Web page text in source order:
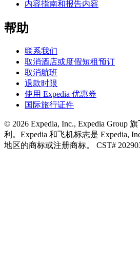
内容指南和报告内容
帮助
联系我们
取消酒店或度假短租预订
取消航班
退款时限
使用 Expedia 优惠券
国际旅行证件
© 2026 Expedia, Inc., Expedia Group
利。Expedia 和飞机标志是 Expedia,
地区的商标或注册商标。 CST#